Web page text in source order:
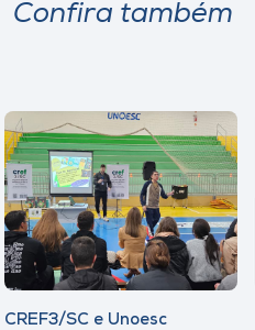
Confira também
CREF3/SC e Unoesc